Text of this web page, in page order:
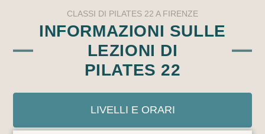
CLASSI DI PILATES 22 A FIRENZE
INFORMAZIONI SULLE
LEZIONI DI
PILATES 22
LIVELLI E ORARI